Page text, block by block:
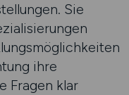
Sie
ihre
Fragen klar